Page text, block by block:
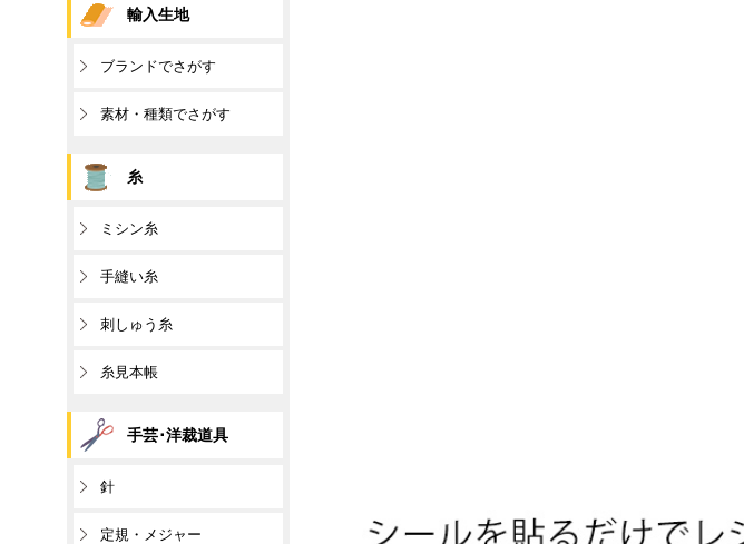
輸入生地
ブランドでさがす
素材・種類でさがす
糸
ミシン糸
手縫い糸
刺しゅう糸
糸見本帳
手芸･洋裁道具
針
定規・メジャー